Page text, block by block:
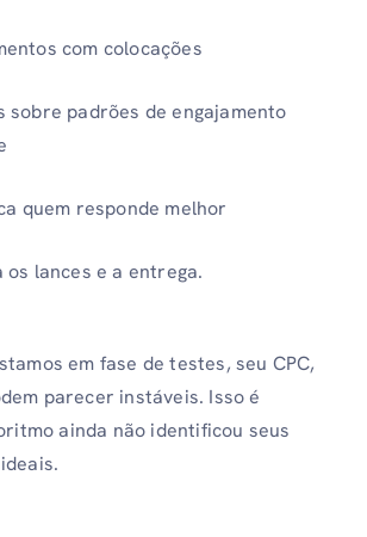
com colocações
sobre padrões de engajamento
quem responde melhor
os lances e a entrega.
em fase de testes, seu CPC,
parecer instáveis. Isso é
ainda não identificou seus